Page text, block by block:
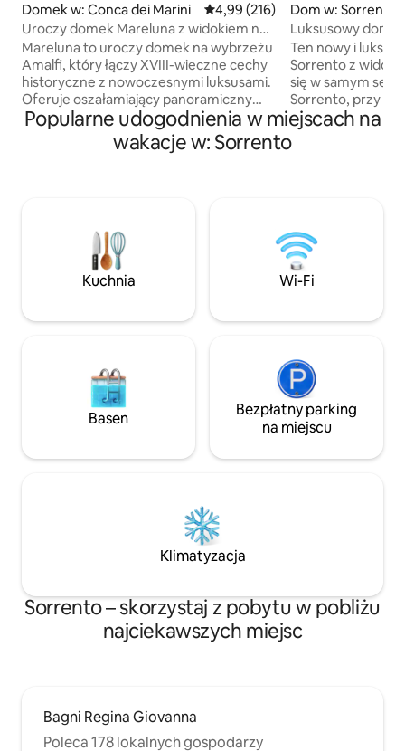
Domek w: Conca dei Marini Średnia ocena: 4,99 na 5, liczba
4,99 (216)
Uroczy domek Mareluna z widokiem na
Capri
Mareluna to uroczy domek na wybrzeżu
Amalfi, który łączy XVIII-wieczne cechy
historyczne z nowoczesnymi luksusami.
Oferuje oszałamiający panoramiczny
widok na morze i eleganckie wnętrza z
detalami, takimi jak kasztanowe belki,
tradycyjne płytki i nowoczesne
zlewem, dodają charakteru. W obiekcie
znajduje się również taras i taras, idealny
do podziwiania zapierającej dech w
piersiach nadmorskiej scenerii i
Dom w: Sorrento
Luksusowy dom
i jacuzzi w
Ten nowy i
Sorrento z
się w samym
Sorrento, przy
ulicy, gdzie
najbardziej
zabytków.
standardami
znajduje się
odległości od
Popularne udogodnienia w miejscach na
wakacje w: Sorrento
Kuchnia Wi-Fi
Basen
Bezpłatny parking
na miejscu
Klimatyzacja
Sorrento – skorzystaj z pobytu w pobliżu
najciekawszych miejsc
Bagni Regina Giovanna
Poleca 178 lokalnych gospodarzy